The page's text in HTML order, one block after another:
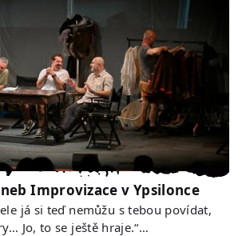
Improvizace v Ypsilonce
já si teď nemůžu s tebou povídat,
Jo, to se ještě hraje.“…